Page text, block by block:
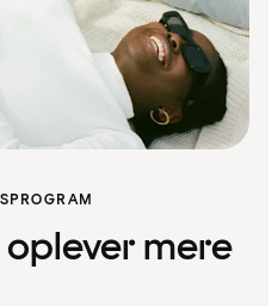
mere